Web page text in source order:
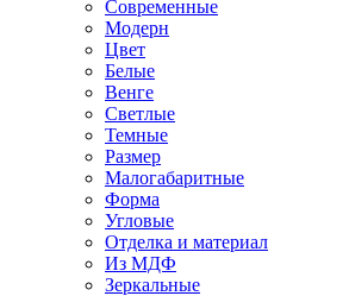
Современные
Модерн
Цвет
Белые
Венге
Светлые
Темные
Размер
Малогабаритные
Форма
Угловые
Отделка и материал
Из МДФ
Зеркальные